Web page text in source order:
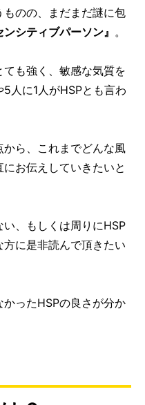
のの、まだまだ謎に包
ンシティブパーソン』 。
も強く、敏感な気質を
人に1人がHSPとも言わ
ら、これまでどんな風
お伝えしていきたいと
、もしくは周りにHSP
に是非読んで頂きたい
ったHSPの良さが分か